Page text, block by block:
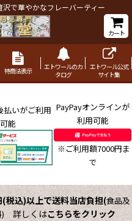
で華やかなフレーバーティー
カート
特商法表示
エトワールのカ
タログ
エトワール公式
サイト集
払いがご利用
可能
PayPayオンラインが
利用可能
※ご利用額7000円ま
で
税込)以上で送料当店負担(食品及
詳しくはこちらをクリック